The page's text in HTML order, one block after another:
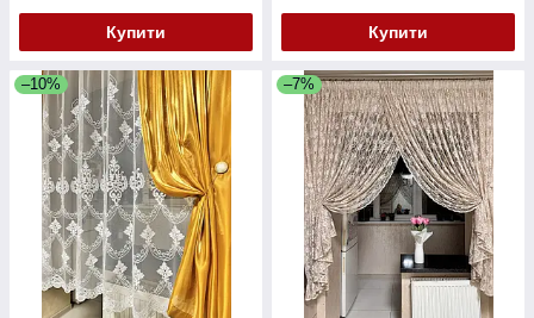
Купити Купити
–10% –7%